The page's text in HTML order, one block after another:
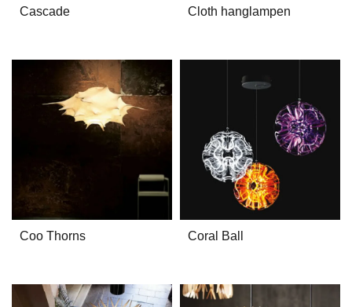
Cascade Cloth hanglampen
Coo Thorns Coral Ball